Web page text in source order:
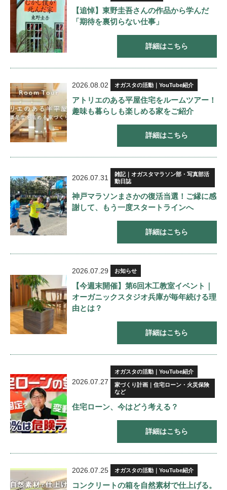
【追悼】東野圭吾さんの作品から学んだ
「期待を裏切らない仕事」
詳細はこちら
2026.08.02 オガスタの活動｜YouTube紹介
アトリエのある平屋住宅をルームツアー！
趣味も暮らしも楽しめる家をご紹介
詳細はこちら
2026.07.31
雑記｜オガスタマラソン部・写真部活
動日誌
神戸マラソンまさかの復活当選！ご縁に感
謝して、もう一度スタートラインへ
詳細はこちら
2026.07.29 お知らせ
【今週末開催】第6回木工教室イベント｜
オーガニックスタジオ兵庫が毎年続ける理
由とは？
詳細はこちら
2026.07.27
オガスタの活動｜YouTube紹介
家づくり計画｜住宅ローン・火災保険
など
住宅ローン、今はどう考える？
詳細はこちら
2026.07.25 オガスタの活動｜YouTube紹介
コンクリートの箱を自然素材で仕上げる。